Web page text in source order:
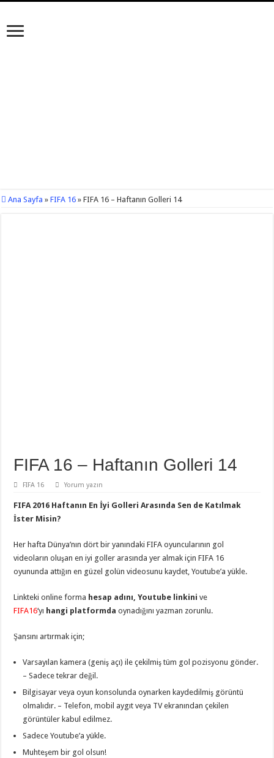
Ana Sayfa » FIFA 16 » FIFA 16 – Haftanın Golleri 14
FIFA 16 – Haftanın Golleri 14
FIFA 16 Yorum yazın
FIFA 2016 Haftanın En İyi Golleri Arasında Sen de Katılmak
İster Misin?
Her hafta Dünya’nın dört bir yanındaki FIFA oyuncularının gol
videoların oluşan en iyi goller arasında yer almak için FIFA 16
oyununda attığın en güzel golün videosunu kaydet, Youtube’a yükle.
Linkteki online forma hesap adını, Youtube linkini ve
FIFA16‘yı hangi platformda oynadığını yazman zorunlu.
Şansını artırmak için;
Varsayılan kamera (geniş açı) ile çekilmiş tüm gol pozisyonu gönder.
– Sadece tekrar değil.
Bilgisayar veya oyun konsolunda oynarken kaydedilmiş görüntü
olmalıdır. – Telefon, mobil aygıt veya TV ekranından çekilen
görüntüler kabul edilmez.
Sadece Youtube’a yükle.
Muhteşem bir gol olsun!